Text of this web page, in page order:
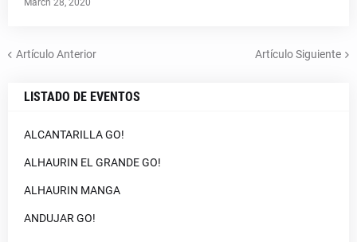
March 28, 2020
Artículo Anterior Artículo Siguiente
LISTADO DE EVENTOS
ALCANTARILLA GO!
ALHAURIN EL GRANDE GO!
ALHAURIN MANGA
ANDUJAR GO!